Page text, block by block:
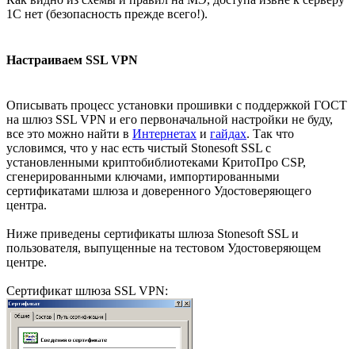
1С нет (безопасность прежде всего!).
Настраиваем SSL VPN
Описывать процесс установки прошивки с поддержкой ГОСТ
на шлюз SSL VPN и его первоначальной настройки не буду,
все это можно найти в Интернетах и гайдах. Так что
условимся, что у нас есть чистый Stonesoft SSL с
установленными криптобиблиотеками КритоПро CSP,
сгенерированными ключами, импортированными
сертификатами шлюза и доверенного Удостоверяющего
центра.
Ниже приведены сертификаты шлюза Stonesoft SSL и
пользователя, выпущенные на тестовом Удостоверяющем
центре.
Сертификат шлюза SSL VPN: